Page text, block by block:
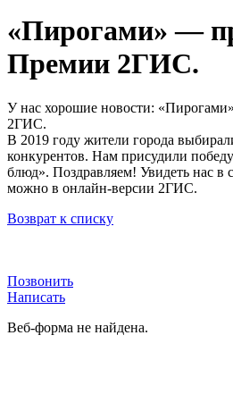
«Пирогами» —
Премии 2ГИС.
У нас хорошие новости:
2ГИС.
В 2019 году жители города
конкурентов. Нам присудили
блюд». Поздравляем! Увидеть нас в
можно в онлайн-версии 2ГИС.
Возврат к списку
Позвонить
Написать
Веб-форма не найдена.